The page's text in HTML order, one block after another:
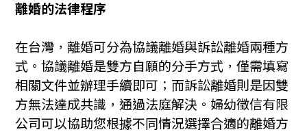
離婚的法律程序
在台灣，離婚可分為協議離婚與訴訟離婚兩種方
式。協議離婚是雙方自願的分手方式，僅需填寫
相關文件並辦理手續即可；而訴訟離婚則是因雙
方無法達成共識，通過法庭解決。婦幼徵信有限
公司可以協助您根據不同情況選擇合適的離婚方